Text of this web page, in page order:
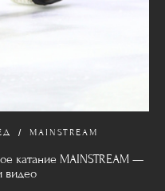
MAINSTREAM
катание MAINSTREAM —
видео